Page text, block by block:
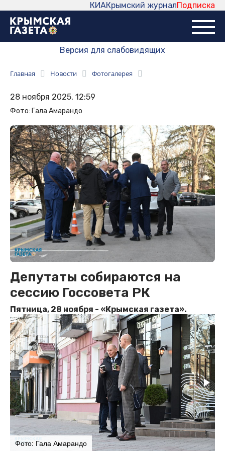
Подписка
Крымский журнал
КИА
Версия для слабовидящих
Главная Новости Фотогалерея
28 ноября 2025, 12:59
Фото: Гала Амарандо
Депутаты собираются на
сессию Госсовета РК
Пятница, 28 ноября - «Крымская газета».
Фото: Гала Амарандо